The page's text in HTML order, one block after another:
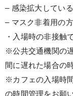
– 感染拡大してい
– マスク非着用の方
・入場時の非接触
※公共交通機関の
間に遅れた場合の
※カフェの入場時
の時間管理をお願